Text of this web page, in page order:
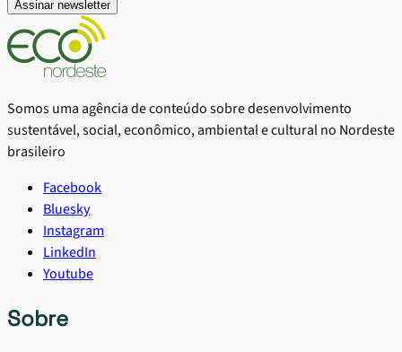
Somos uma agência de conteúdo sobre desenvolvimento
sustentável, social, econômico, ambiental e cultural no Nordeste
brasileiro
Facebook
Bluesky
Instagram
LinkedIn
Youtube
Sobre